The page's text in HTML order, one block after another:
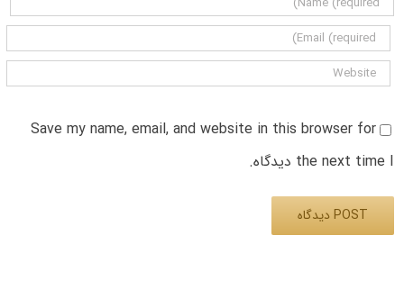
Save my name, email, and website in this browser for
the next time I دیدگاه.